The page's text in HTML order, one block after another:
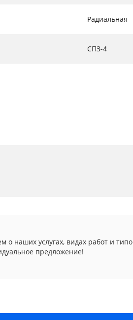
Радиальная
СПЗ-4
о наших услугах, видах работ и
предложение!